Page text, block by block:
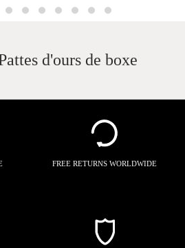
d'ours de boxe
FREE RETURNS WORLDWIDE